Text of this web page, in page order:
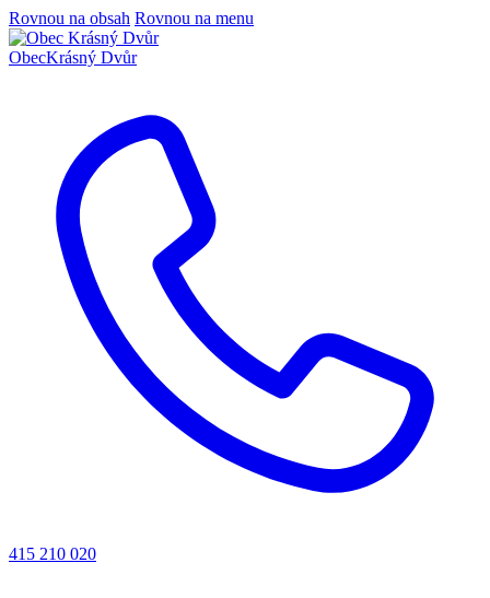
Rovnou na obsah Rovnou na menu
ObecKrásný Dvůr
415 210 020